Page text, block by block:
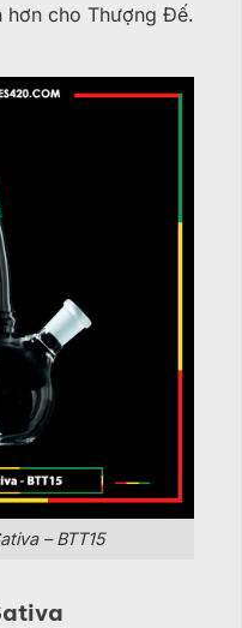
hơn cho Thượng Đế.
– BTT15